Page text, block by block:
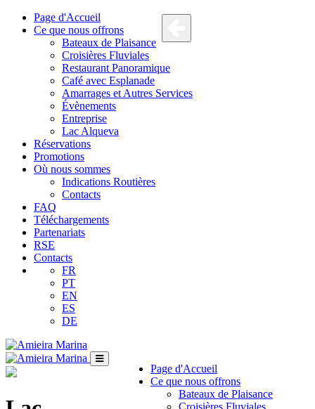
Page d'Accueil
Ce que nous offrons
Bateaux de Plaisance
Croisières Fluviales
Restaurant Panoramique
Café avec Esplanade
Amarrages et Autres Services
Évènements
Entreprise
Lac Alqueva
Réservations
Promotions
Où nous sommes
Indications Routières
Contacts
FAQ
Téléchargements
Partenariats
RSE
Contacts
FR
PT
EN
ES
DE
Page d'Accueil
Ce que nous offrons
Bateaux de Plaisance
Croisières Fluviales